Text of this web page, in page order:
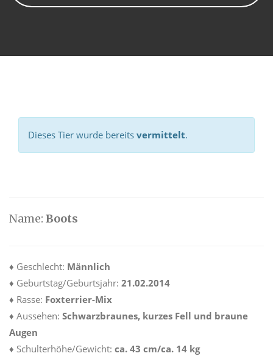
Dieses Tier wurde bereits vermittelt.
Name: Boots
♦ Geschlecht: Männlich
♦ Geburtstag/Geburtsjahr: 21.02.2014
♦ Rasse: Foxterrier-Mix
♦ Aussehen: Schwarzbraunes, kurzes Fell und braune
Augen
♦ Schulterhöhe/Gewicht: ca. 43 cm/ca. 14 kg